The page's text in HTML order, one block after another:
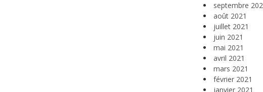
septembre
août 2021
juillet 2021
juin 2021
mai 2021
avril 2021
mars 2021
février 2021
janvier 2021